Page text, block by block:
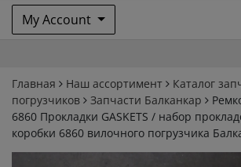
электротележек
My Account
Главная Наш ассортимент
Каталог
погрузчиков
Запчасти Балканкар
6860 Прокладки GASKETS / набор
коробки 6860 вилочного погрузчика